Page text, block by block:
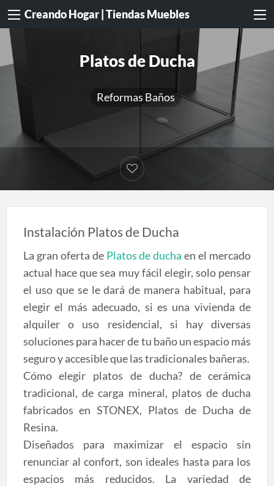
Creando Hogar | Tiendas Muebles
Platos de Ducha
Reformas Baños
Instalación Platos de Ducha
La gran oferta de Platos de ducha en el mercado
actual hace que sea muy fácil elegir, solo pensar
el uso que se le dará de manera habitual, para
elegir el más adecuado, si es una vivienda de
alquiler o uso residencial, si hay diversas
soluciones para hacer de tu baño un espacio más
seguro y accesible que las tradicionales bañeras.
‎Cómo elegir platos de ducha? de cerámica
tradicional, de carga mineral, platos de ducha
fabricados en STONEX, Platos de Ducha de
Resina.
Diseñados para maximizar el espacio sin
renunciar al confort, son ideales hasta para los
espacios más reducidos. La variedad de